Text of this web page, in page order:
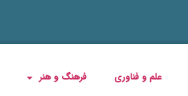
علم و فناوری فرهنگ و هنر